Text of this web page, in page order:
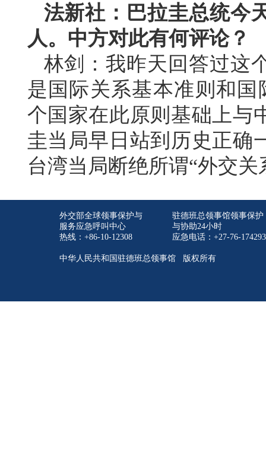
法新社：巴拉圭总统今
人。中方对此有何评论？
林剑：我昨天回答过这
是国际关系基本准则和
个国家在此原则基础上与
圭当局早日站到历史正确
台湾当局断绝所谓“外交关
外交部全球领事保护与
服务应急呼叫中心
热线：+86-10-12308
驻德班总领事馆领事保护
与协助24小时
应急电话：+27-76-
中华人民共和国驻德班总领事馆 版权所有